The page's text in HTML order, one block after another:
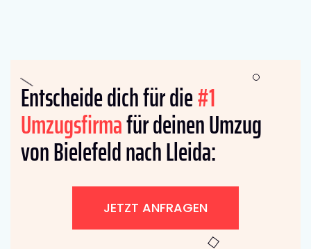
Entscheide dich für die#1
Umzugsfirmafür deinen Umzug
von Bielefeld nach Lleida:
JETZT ANFRAGEN